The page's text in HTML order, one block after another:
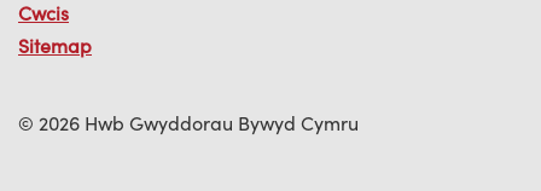
Cwcis
Sitemap
© 2026 Hwb Gwyddorau Bywyd Cymru